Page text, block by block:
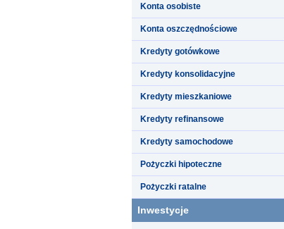
Konta osobiste
Konta oszczędnościowe
Kredyty gotówkowe
Kredyty konsolidacyjne
Kredyty mieszkaniowe
Kredyty refinansowe
Kredyty samochodowe
Pożyczki hipoteczne
Pożyczki ratalne
Inwestycje